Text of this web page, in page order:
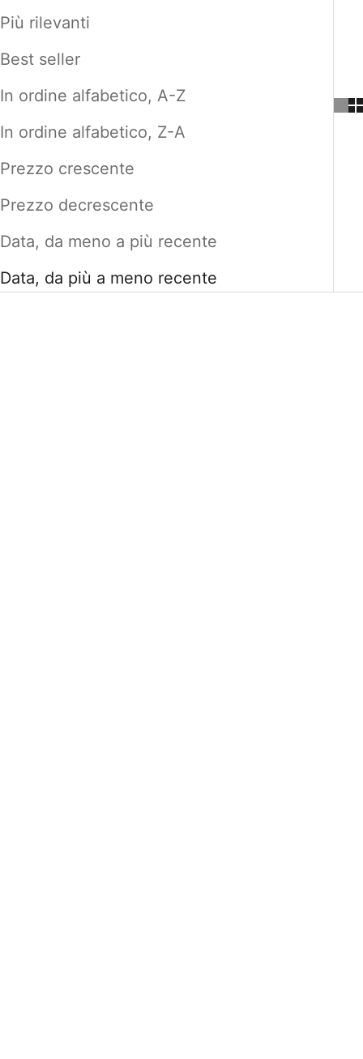
Più rilevanti
Best seller
In ordine alfabetico, A-Z
In ordine alfabetico, Z-A
Prezzo crescente
Prezzo decrescente
Data, da meno a più recente
Data, da più a meno recente